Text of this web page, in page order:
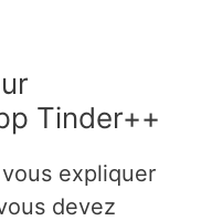
Tinder++
expliquer
devez